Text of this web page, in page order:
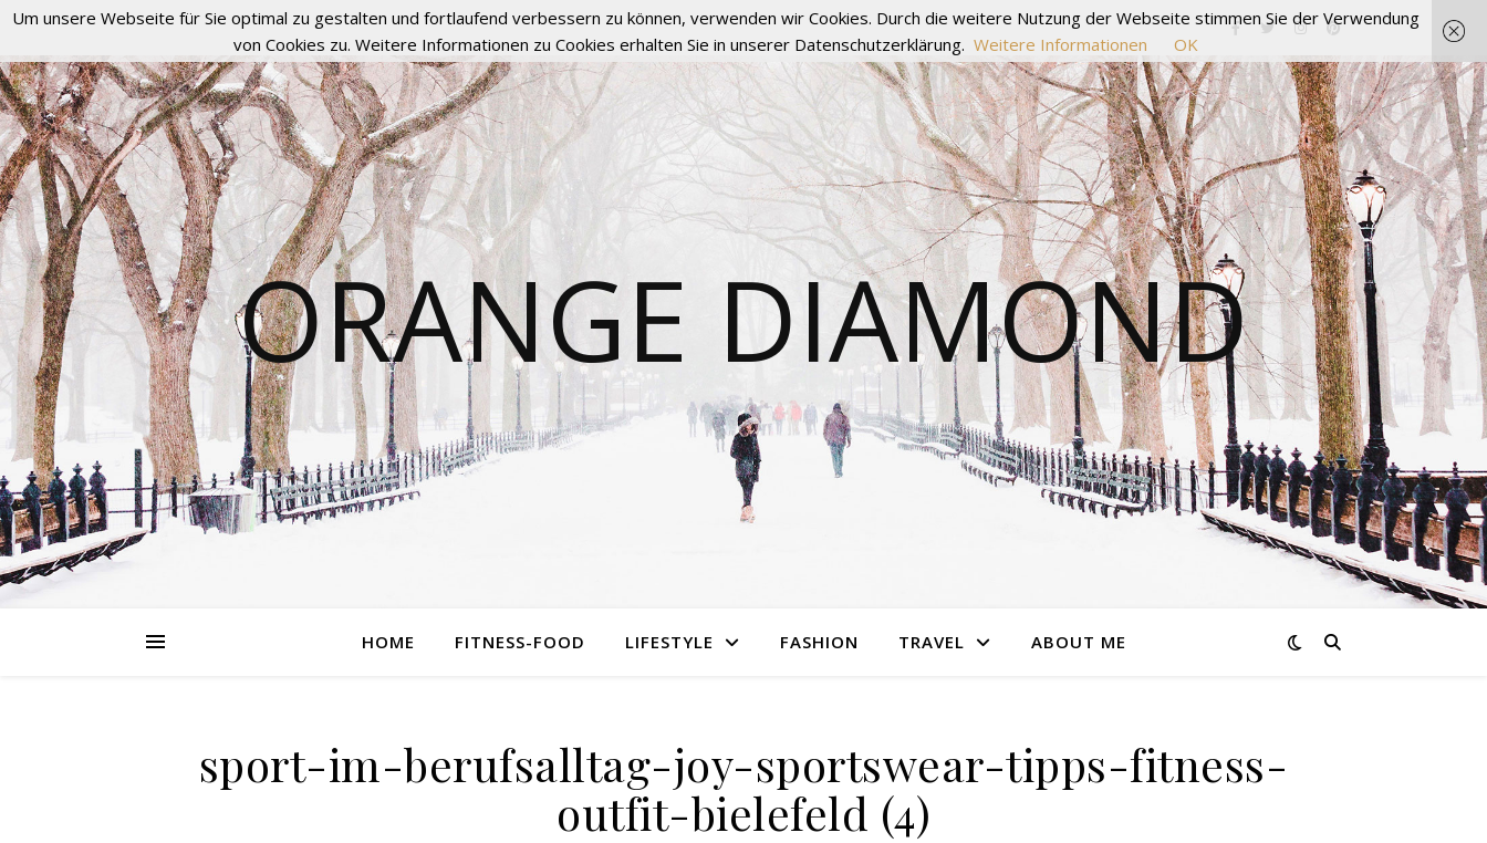
ORANGE DIAMOND
HOME FITNESS-FOOD LIFESTYLE FASHION TRAVEL ABOUT ME
sport-im-berufsalltag-joy-sportswear-tipps-fitness-
outfit-bielefeld (4)
Um unsere Webseite für Sie optimal zu gestalten und fortlaufend verbessern zu können, verwenden wir Cookies. Durch die weitere Nutzung der Webseite stimmen Sie der Verwendung
von Cookies zu. Weitere Informationen zu Cookies erhalten Sie in unserer Datenschutzerklärung. Weitere Informationen OK